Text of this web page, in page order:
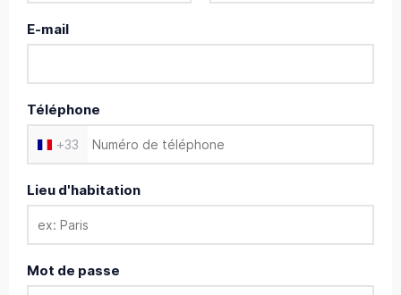
E-mail
Téléphone
+33
Lieu d'habitation
Mot de passe